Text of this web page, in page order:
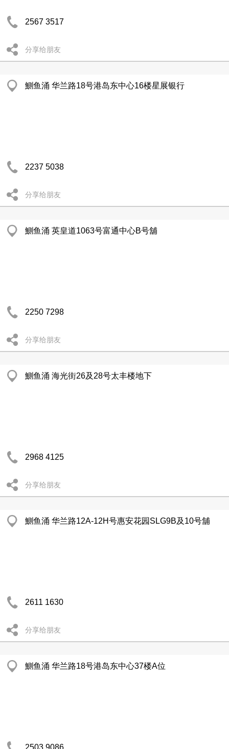
2567 3517
分享给朋友
鰂鱼涌 华兰路18号港岛东中心16楼星展银行
2237 5038
分享给朋友
鰂鱼涌 英皇道1063号富通中心B号舖
2250 7298
分享给朋友
鰂鱼涌 海光街26及28号太丰楼地下
2968 4125
分享给朋友
鰂鱼涌 华兰路12A-12H号惠安花园SLG9B及10号舖
2611 1630
分享给朋友
鰂鱼涌 华兰路18号港岛东中心37楼A位
2503 9086